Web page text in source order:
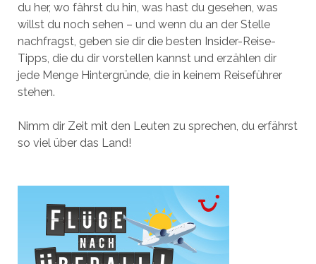
du her, wo fährst du hin, was hast du gesehen, was
willst du noch sehen – und wenn du an der Stelle
nachfragst, geben sie dir die besten Insider-Reise-
Tipps, die du dir vorstellen kannst und erzählen dir
jede Menge Hintergründe, die in keinem Reiseführer
stehen.
Nimm dir Zeit mit den Leuten zu sprechen, du erfährst
so viel über das Land!